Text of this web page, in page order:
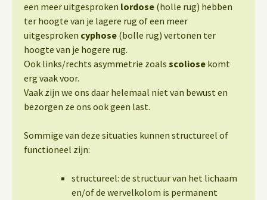
een meer uitgesproken lordose (holle rug) hebben
ter hoogte van je lagere rug of een meer
uitgesproken cyphose (bolle rug) vertonen ter
hoogte van je hogere rug.
Ook links/rechts asymmetrie zoals scoliose komt
erg vaak voor.
Vaak zijn we ons daar helemaal niet van bewust en
bezorgen ze ons ook geen last.
Sommige van deze situaties kunnen structureel of
functioneel zijn:
structureel: de structuur van het lichaam
en/of de wervelkolom is permanent